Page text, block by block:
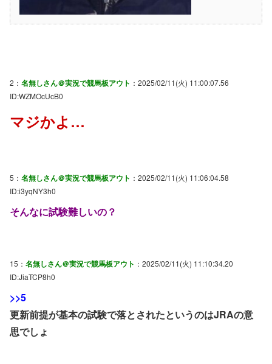
2： 名無しさん＠実況で競馬板アウト ：2025/02/11(火) 11:00:07.56
ID:WZMOcUcB0
マジかよ…
5： 名無しさん＠実況で競馬板アウト ：2025/02/11(火) 11:06:04.58
ID:i3yqNY3h0
そんなに試験難しいの？
15： 名無しさん＠実況で競馬板アウト ：2025/02/11(火) 11:10:34.20
ID:JiaTCP8h0
>>5
更新前提が基本の試験で落とされたというのはJRAの意
思でしょ